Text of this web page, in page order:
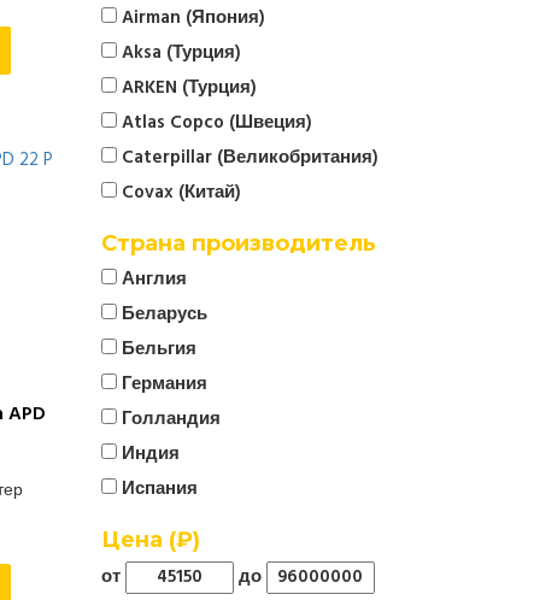
Airman (Япония)
Aksa (Турция)
ARKEN (Турция)
Atlas Copco (Швеция)
Caterpillar (Великобритания)
Covax (Китай)
Cummins (Великобритания)
Denyo (Япония)
ELCOS (Италия)
EMSA (Турция)
Energo
EUROPOWER (Бельгия)
FG Wilson (Великобритания)
FOGO (Польша)
Fregat
Страна производитель
Англия
Беларусь
Бельгия
Германия
Голландия
Индия
Испания
Италия
Китай
Цена (₽)
от до